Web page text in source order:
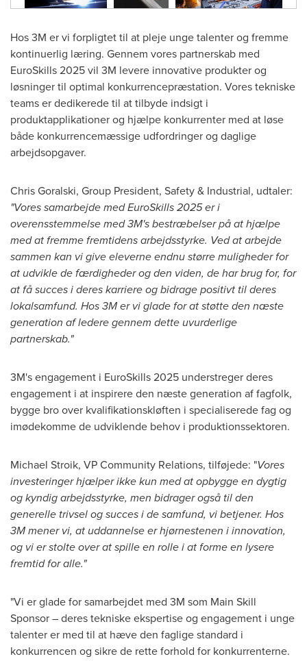
Hos3M er vi forpligtet til at pleje unge talenter og fremme
kontinuerlig læring. Gennem vores partnerskab med
EuroSkills 2025 vil 3M levere innovative produkter og
løsninger til optimal konkurrencepræstation. Vores tekniske
teams er dedikerede til at tilbyde indsigt i
produktapplikationer og hjælpe konkurrenter med at løse
både konkurrencemæssige udfordringer og daglige
arbejdsopgaver.
Chris Goralski, Group President, Safety & Industrial, udtaler:
"Vores samarbejde med EuroSkills 2025 er i
overensstemmelse med 3M's bestræbelser på at hjælpe
med at fremme fremtidens arbejdsstyrke. Ved at arbejde
sammen kan vi give eleverne endnu større muligheder for
at udvikle de færdigheder og den viden, de har brug for, for
at få succes i deres karriere og bidrage positivt til deres
lokalsamfund. Hos3Mer vi glade for at støtte den næste
generation af ledere gennem dette uvurderlige
partnerskab."
3M's engagement i EuroSkills 2025 understreger deres
engagement i at inspirere den næste generation af fagfolk,
bygge bro over kvalifikationskløften i specialiserede fag og
imødekomme de udviklende behov i produktionssektoren.
Michael Stroik, VP Community Relations, tilføjede: "Vores
investeringer hjælper ikke kun med at opbygge en dygtig
og kyndig arbejdsstyrke, men bidrager også til den
generelle trivsel og succes i de samfund, vi betjener. Hos
3Mmener vi, at uddannelse er hjørnestenen i innovation,
og vi er stolte over at spille en rolle i at forme en lysere
fremtid for alle."
"Vi er glade for samarbejdet med 3M som Main Skill
Sponsor – deres tekniske ekspertise og engagement i unge
talenter er med til at hæve den faglige standard i
konkurrencen og sikre de rette forhold for konkurrenterne.